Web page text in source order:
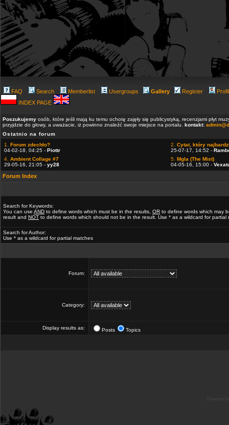
FAQ Search Memberlist Usergroups Gallery Register
INDEX PAGE
Poszukujemy osób, które jeśli mają ku temu ochotę zajęły się publicystyką, recenzjami płyt
przyjdzie do głowy, a uważacie, iż powinno znaleźć swoje miejsce na portalu. kontakt:
Ostatnio na forum
1. Forum zdechło?
04-02-18, 04:25 - Piottr
2. Cytat, który
25-07-17, 14:52 -
4. Ambient Collage #7
29-05-16, 21:05 - yy28
5. Mgla (The Mist)
04-05-16, 15:00 -
Forum Index
Search for Keywords:
You can use AND to define words which must be in the results, OR to define words which may
result and NOT to define words which should not be in the result. Use * as a wildcard for partial
Search for Author:
Use * as a wildcard for partial matches
Forum:
Category:
Display results as: Posts Topics